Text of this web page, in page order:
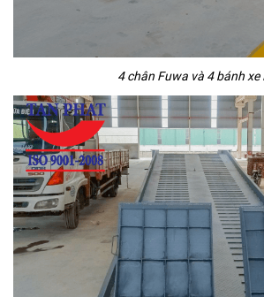
4 chân Fuwa và 4 bánh xe